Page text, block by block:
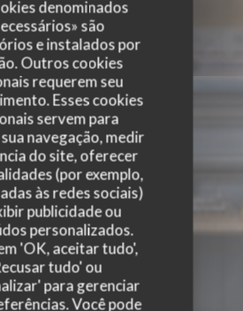
denominados
são
e instalados por
Outros cookies
requerem seu
Esses cookies
servem para
navegação, medir
do site, oferecer
(por exemplo,
às redes sociais)
publicidade ou
personalizados.
'OK, aceitar tudo',
tudo' ou
para gerenciar
Você pode